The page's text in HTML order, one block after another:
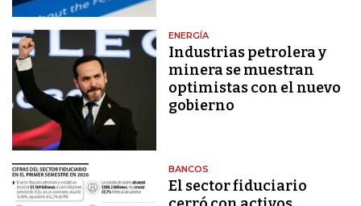
ENERGÍA
Industrias petrolera y
minera se muestran
optimistas con el nuevo
gobierno
BANCOS
El sector fiduciario